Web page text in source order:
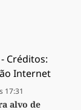
17:31
alvo de